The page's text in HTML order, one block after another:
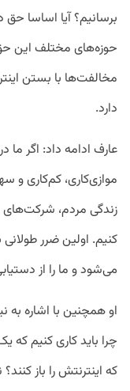
برسانیم؟ آیا اساسا
حوزه‌‌های مختلف این
مخالفت‌ها با بستن
دارد.
عارف ادامه داد: اگر ما
موازی‌کاری، کم‌کاری و
زندگی مردم،
کنیم. اولین ضرر
می‌شود و ما را از
او همچنین با اشاره به
چرا باید کاری کنیم
که اینترنتش را باز